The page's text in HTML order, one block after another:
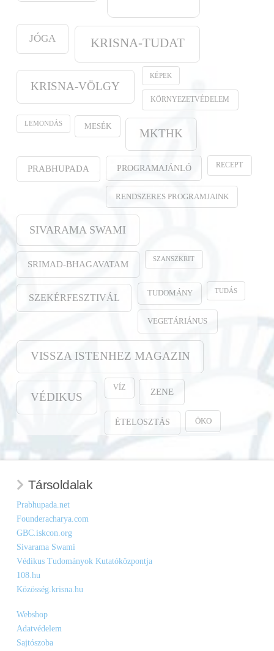
JÓGA KRISNA-TUDAT
KRISNA-VÖLGY
KÉPEK
KÖRNYEZETVÉDELEM
LEMONDÁS MESÉK
MKTHK
PRABHUPADA PROGRAMAJÁNLÓ RECEPT
RENDSZERES PROGRAMJAINK
SIVARAMA SWAMI
SRIMAD-BHAGAVATAM SZANSZKRIT
SZEKÉRFESZTIVÁL TUDOMÁNY TUDÁS
VEGETÁRIÁNUS
VISSZA ISTENHEZ MAGAZIN
VÉDIKUS
VÍZ ZENE
ÉTELOSZTÁS ÖKO
Társoldalak
Prabhupada.net
Founderacharya.com
GBC.iskcon.org
Sivarama Swami
Védikus Tudományok Kutatóközpontja
108.hu
Közösség.krisna.hu
Webshop
Adatvédelem
Sajtószoba